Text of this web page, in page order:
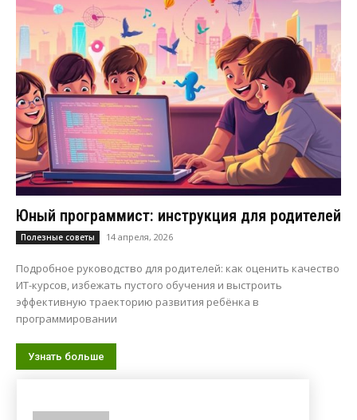
Юный программист: инструкция для родителей
Полезные советы 14 апреля, 2026
Подробное руководство для родителей: как оценить качество
ИТ-курсов, избежать пустого обучения и выстроить
эффективную траекторию развития ребёнка в
программировании
Узнать больше